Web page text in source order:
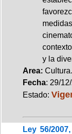
y la
Area:
Fecha: 29/
Estado:
Ley 56/